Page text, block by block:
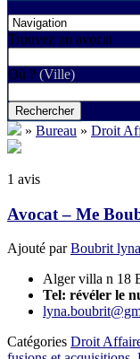
Trouvez un avocat
Où ? (Ville)
Rechercher
» Bureau » Droit
1 avis
Avocat – Me
Ajouté parBoubrit lyna
Alger villa n 18
Tel: révéler le
Catégories Droit